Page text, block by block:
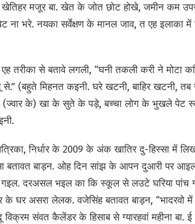
खेतिहर मजूर बा. खेत के जोत छोट होखे, जमीन कम
भरे. नयका सर्वेक्षण के मानल जाव, त एह इलाका में
से बतावे लगली, “घनी तकली करी ने मोटा
से.” (बहुते मिहनत कइनी. घरे खटनी, बाहिर खटनी,
(ज्वार के) खा के सुते के पड़े, बच्चा लोग के भुखले पेट
निर्धार के 2009 के अंक खातिर दु-हिस्सा में
बतावत बाड़न. ओह दिन सांझ के आपन दुआरी पर
दरअसल भइल का कि स्कूल से लउटे घरिया पांच
के घर असरा लेलक. वजेसिंह बतावत बाड़न, “भादरवो
संवत कैलेंडर के हिसाब से ग्यारहवां महीना बा. ई